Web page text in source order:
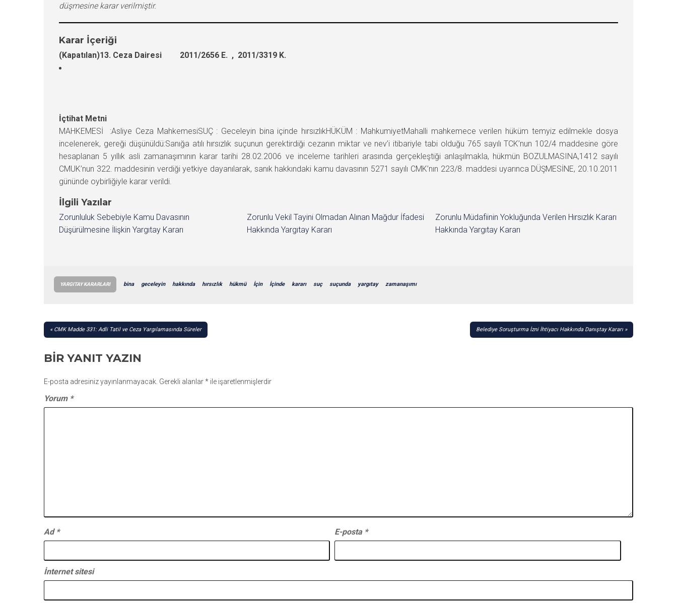
düşmesine karar verilmiştir.
Karar İçeriği
(Kapatılan)13. Ceza Dairesi 2011/2656 E. , 2011/3319 K.
İçtihat Metni
MAHKEMESİ :Asliye Ceza MahkemesiSUÇ : Geceleyin bina içinde hırsızlıkHÜKÜM : MahkumiyetMahalli mahkemece verilen hüküm temyiz edilmekle dosya
incelenerek, gereği düşünüldü:Sanığa atılı hırsızlık suçunun gerektirdiği cezanın miktar ve nev’i itibariyle tabi olduğu 765 sayılı TCK’nun 102/4 maddesine göre
hesaplanan 5 yıllık asli zamanaşımının karar tarihi 28.02.2006 ve inceleme tarihleri arasında gerçekleştiği anlaşılmakla, hükmün BOZULMASINA,1412 sayılı
CMUK’nun 322. maddesinin verdiği yetkiye dayanılarak, sanık hakkındaki kamu davasının 5271 sayılı CMK’nın 223/8. maddesi uyarınca DÜŞMESİNE, 20.10.2011
gününde oybirliğiyle karar verildi.
İlgili Yazılar
Zorunluluk Sebebiyle Kamu Davasının
Düşürülmesine İlişkin Yargıtay Kararı
Zorunlu Vekil Tayini Olmadan Alınan Mağdur İfadesi
Hakkında Yargıtay Kararı
Zorunlu Müdafiinin Yokluğunda Verilen Hırsızlık Kararı
Hakkında Yargıtay Kararı
YARGITAY KARARLARI bina geceleyin hakkında hırsızlık hükmü İçin İçinde kararı suç suçunda yargıtay zamanaşımı
YAZI
CMK Madde 331: Adli Tatil ve Ceza Yargılamasında Süreler Belediye Soruşturma İzni İhtiyacı Hakkında Danıştay Kararı
BIR YANIT YAZIN
E-posta adresiniz yayınlanmayacak. Gerekli alanlar* ile işaretlenmişlerdir
Yorum *
Ad * E-posta *
İnternet sitesi